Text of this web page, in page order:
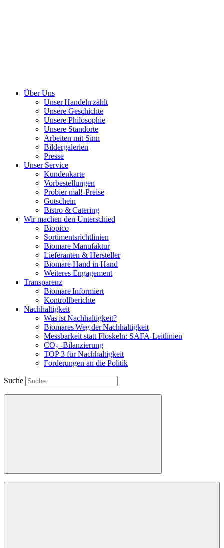
Über Uns
Unser Handeln zählt
Unsere Geschichte
Unsere Philosophie
Unsere Standorte
Arbeiten mit Sinn
Bildergalerien
Presse
Unser Service
Kundenkarte
Vorbestellungen
Probier mal!-Preise
Gutschein
Bistro & Catering
Wir machen den Unterschied
Biopico
Sortimentsrichtlinien
Biomare Manufaktur
Lieferanten & Hersteller
Biomare Hand in Hand
Weiteres Engagement
Transparenz
Biomare Informiert
Kontrollberichte
Nachhaltigkeit
Was ist Nachhaltigkeit?
Biomares Weg der Nachhaltigkeit
Messbarkeit statt Floskeln: SAFA-Leitlinien
CO₂ -Bilanzierung
TOP 3 für Nachhaltigkeit
Forderungen an die Politik
Suche